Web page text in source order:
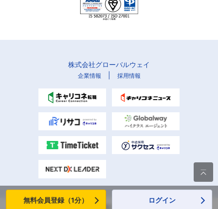
株式会社グローバルウェイ
企業情報 採用情報
Copyright (C) Globalway, Inc. All rights reserved.

無料会員登録（1分） ログイン